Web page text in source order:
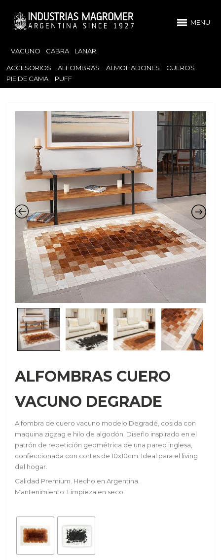
MENU
VACUNO CABRA LANAR
ACCESORIOS ALFOMBRAS ALMOHADONES
CUEROS
PIE DE CAMA
PUFF
ALFOMBRAS CUERO
VACUNO DEGRADE
Alfombra de cuero vacuno modelo Degradé, cosida con
maquina zigzag e hilo de algodón. Diseño inspirado en el
patrón de repetición geométrica de una pared inglesa,
confeccionada con cortes de 10x10cm. Ideal para el living
del hogar.
Calidad Premium. Hecho en Argentina.
Mantenimiento: Limpieza en seco.